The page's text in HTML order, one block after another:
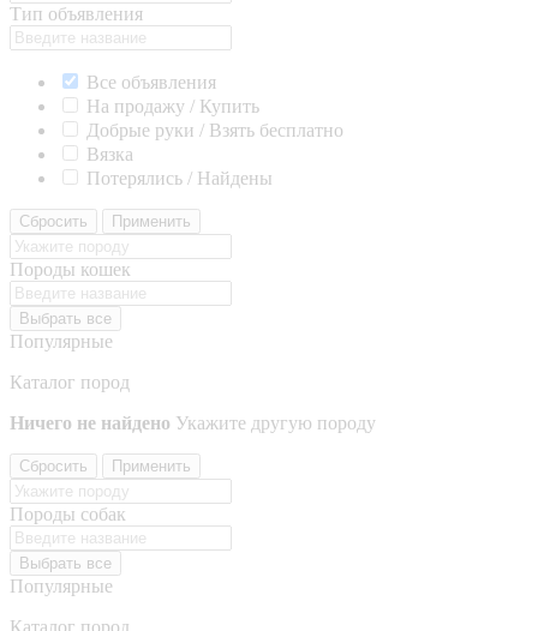
Тип объявления
Все объявления
На продажу / Купить
Добрые руки / Взять бесплатно
Вязка
Потерялись / Найдены
Сбросить Применить
Породы кошек
Выбрать все
Популярные
Каталог пород
Ничего не найдено Укажите другую породу
Сбросить Применить
Породы собак
Выбрать все
Популярные
Каталог пород